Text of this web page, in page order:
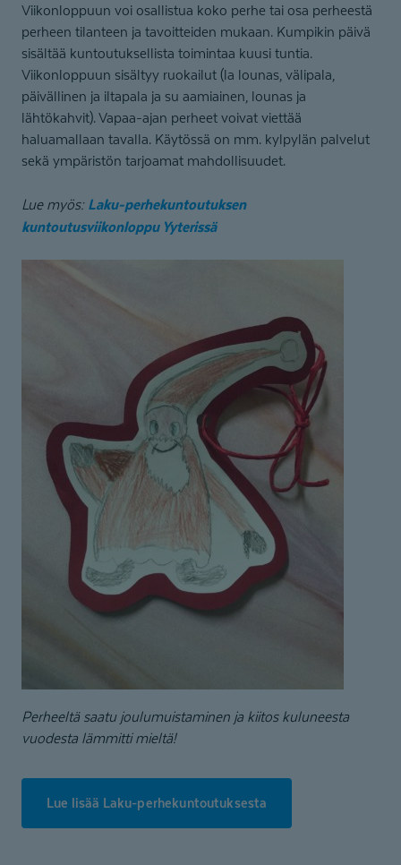
Viikonloppuun voi osallistua koko perhe tai osa perheestä
perheen tilanteen ja tavoitteiden mukaan. Kumpikin päivä
sisältää kuntoutuksellista toimintaa kuusi tuntia.
Viikonloppuun sisältyy ruokailut (la lounas, välipala,
päivällinen ja iltapala ja su aamiainen, lounas ja
lähtökahvit). Vapaa-ajan perheet voivat viettää
haluamallaan tavalla. Käytössä on mm. kylpylän palvelut
sekä ympäristön tarjoamat mahdollisuudet.
Lue myös: Laku-perhekuntoutuksen
kuntoutusviikonloppu Yyterissä
Perheeltä saatu joulumuistaminen ja kiitos kuluneesta
vuodesta lämmitti mieltä!
Lue lisää Laku-perhekuntoutuksesta